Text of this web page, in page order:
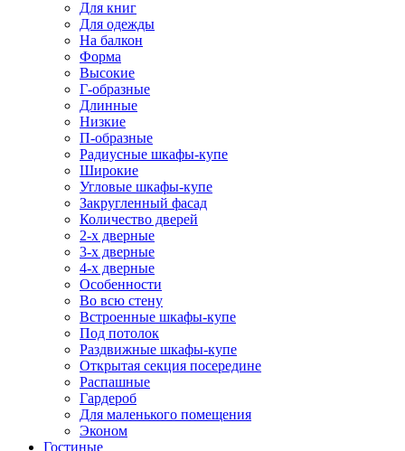
Для книг
Для одежды
На балкон
Форма
Высокие
Г-образные
Длинные
Низкие
П-образные
Радиусные шкафы-купе
Широкие
Угловые шкафы-купе
Закругленный фасад
Количество дверей
2-х дверные
3-х дверные
4-х дверные
Особенности
Во всю стену
Встроенные шкафы-купе
Под потолок
Раздвижные шкафы-купе
Открытая секция посередине
Распашные
Гардероб
Для маленького помещения
Эконом
Гостиные